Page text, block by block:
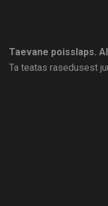
Taevane poisslaps.
Ta teatas rasedusest